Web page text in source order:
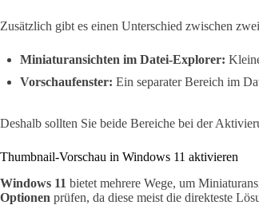
Zusätzlich gibt es einen Unterschied zwischen
Miniaturansichten im Datei-Explorer:
Vorschaufenster: Ein separater Bereich im
Deshalb sollten Sie beide Bereiche bei der
Thumbnail-Vorschau in Windows 11 aktivieren
Windows 11 bietet mehrere Wege, um
Optionen prüfen, da diese meist die direkteste